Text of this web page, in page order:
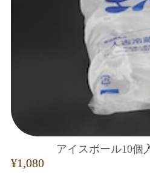
アイスボール10個
¥1,080